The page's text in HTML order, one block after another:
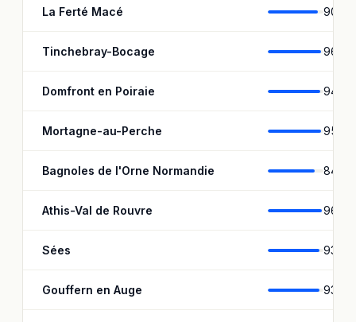
La Ferté Macé 90,7
Tinchebray-Bocage 96 %
Domfront en Poiraie 94,9
Mortagne-au-Perche 95,1
Bagnoles de l'Orne Normandie 84,9
Athis-Val de Rouvre 96,8
Sées 93,3
Gouffern en Auge 93,2